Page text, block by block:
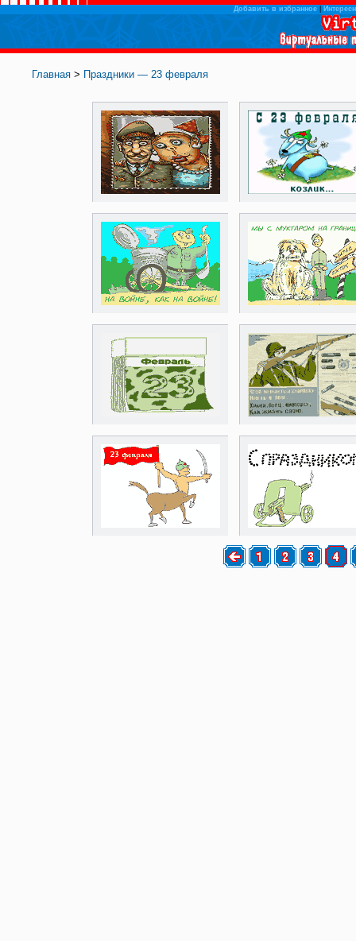
Добавить в избранное|
Главная > Праздники — 23 февраля